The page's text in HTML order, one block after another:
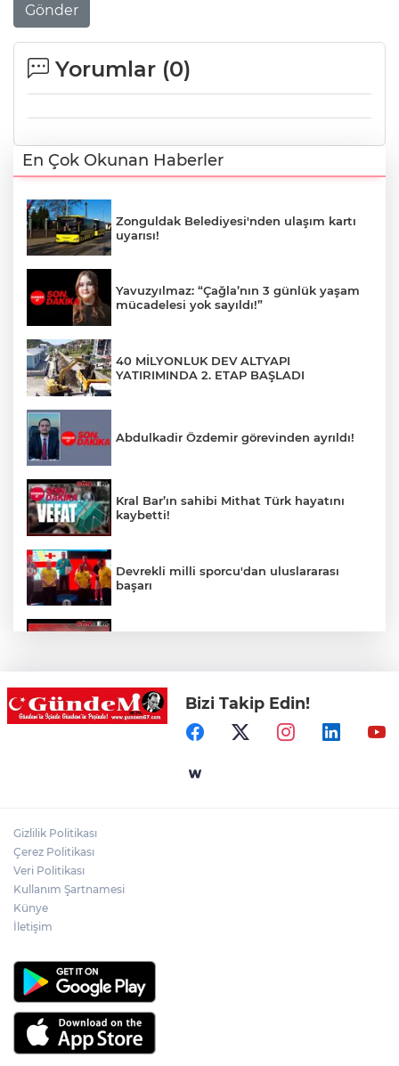
Gönder
Yorumlar (0)
En Çok Okunan Haberler
Zonguldak Belediyesi'nden ulaşım kartı
uyarısı!
Yavuzyılmaz: “Çağla’nın 3 günlük yaşam
mücadelesi yok sayıldı!”
40 MİLYONLUK DEV ALTYAPI
YATIRIMINDA 2. ETAP BAŞLADI
Abdulkadir Özdemir görevinden ayrıldı!
Kral Bar’ın sahibi Mithat Türk hayatını
kaybetti!
Devrekli milli sporcu'dan uluslararası
başarı
Yol çalışmaları öncesi güzergâhlarda
inceleme yapıldı!
Kilimli'de modern tesislerde yüzme
Bizi Takip Edin!
Gizlilik Politikası
Çerez Politikası
Veri Politikası
Kullanım Şartnamesi
Künye
İletişim